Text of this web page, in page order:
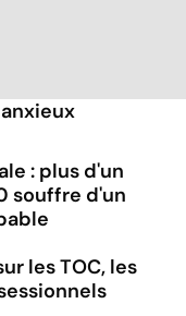
: plus d'un
souffre d'un
les TOC, les